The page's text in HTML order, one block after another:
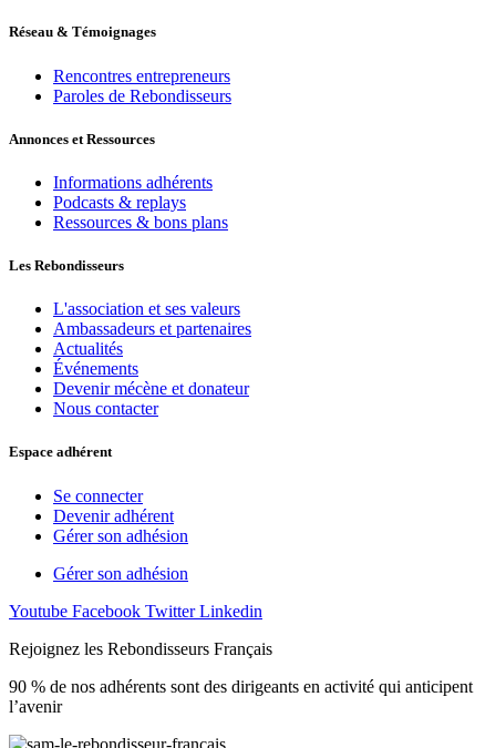
Réseau & Témoignages
Rencontres entrepreneurs
Paroles de Rebondisseurs
Annonces et Ressources
Informations adhérents
Podcasts & replays
Ressources & bons plans
Les Rebondisseurs
L'association et ses valeurs
Ambassadeurs et partenaires
Actualités
Événements
Devenir mécène et donateur
Nous contacter
Espace adhérent
Se connecter
Devenir adhérent
Gérer son adhésion
Gérer son adhésion
Youtube Facebook Twitter Linkedin
Rejoignez les Rebondisseurs Français
90 % de nos adhérents sont des dirigeants en activité qui anticipent
l’avenir